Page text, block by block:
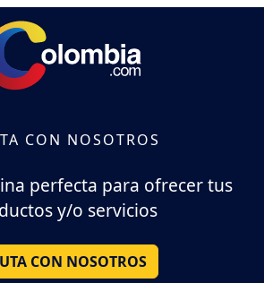
CON NOSOTROS
perfecta para ofrecer tus
y/o servicios
CON NOSOTROS